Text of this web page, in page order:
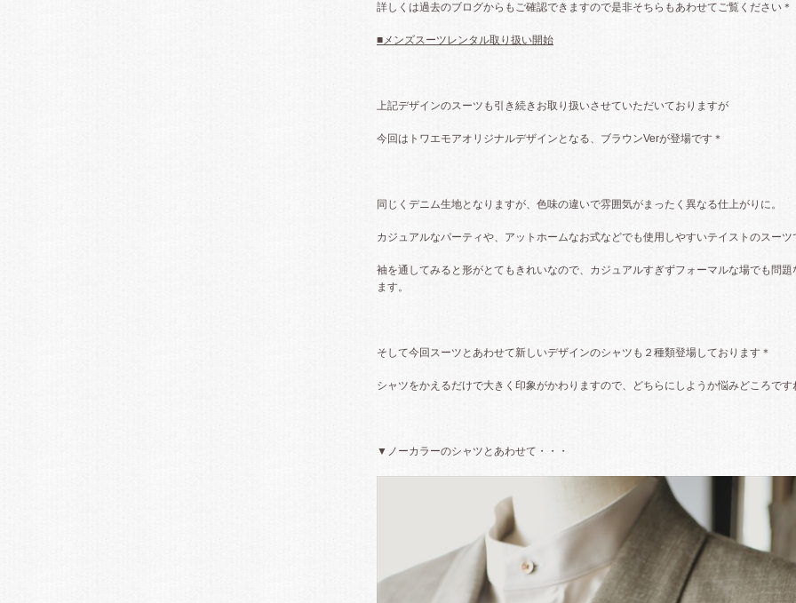
詳しくは過去のブログからもご確認できますので是非そちらもあわせてご覧ください＊
■メンズスーツレンタル取り扱い開始
上記デザインのスーツも引き続きお取り扱いさせていただいておりますが
今回はトワエモアオリジナルデザインとなる、ブラウンVerが登場です＊
同じくデニム生地となりますが、色味の違いで雰囲気がまったく異なる仕上がりに。
カジュアルなパーティや、アットホームなお式などでも使用しやすいテイストのスー
袖を通してみると形がとてもきれいなので、カジュアルすぎずフォーマルな場でも問
ます。
そして今回スーツとあわせて新しいデザインのシャツも２種類登場しております＊
シャツをかえるだけで大きく印象がかわりますので、どちらにしようか悩みどころです
▼ノーカラーのシャツとあわせて・・・